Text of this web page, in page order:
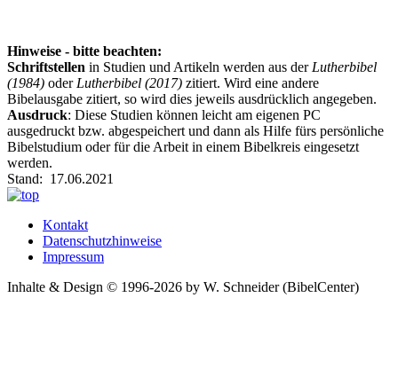
Hinweise - bitte beachten:
Schriftstellen in Studien und Artikeln werden aus der Lutherbibel
(1984) oder Lutherbibel (2017) zitiert. Wird eine andere
Bibelausgabe zitiert, so wird dies jeweils ausdrücklich angegeben.
Ausdruck: Diese Studien können leicht am eigenen PC
ausgedruckt bzw. abgespeichert und dann als Hilfe fürs persönliche
Bibelstudium oder für die Arbeit in einem Bibelkreis eingesetzt
werden.
Stand: 17.06.2021
Kontakt
Datenschutzhinweise
Impressum
Inhalte & Design © 1996-2026 by W. Schneider (BibelCenter)